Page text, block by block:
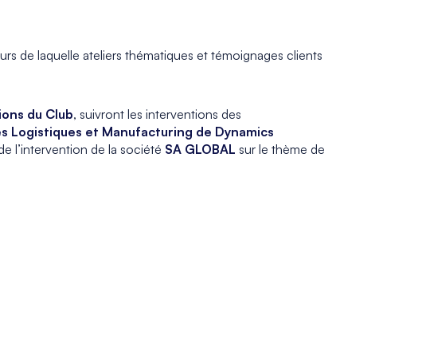
de laquelle ateliers thématiques et témoignages clients
du Club, suivront les interventions des
Logistiques et Manufacturing de Dynamics
l’intervention de la société SA GLOBAL sur le thème de